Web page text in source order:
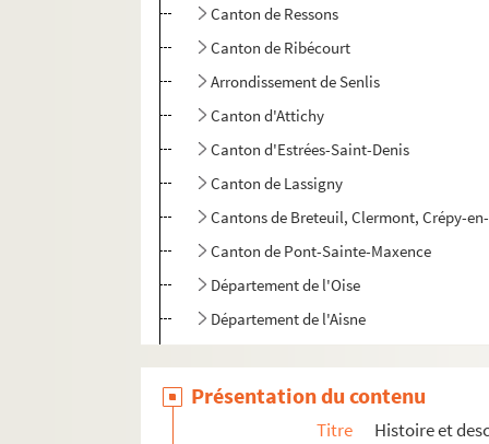
Canton de Ressons
Canton de Ribécourt
Arrondissement de Senlis
Canton d'Attichy
Canton d'Estrées-Saint-Denis
Canton de Lassigny
Cantons de Breteuil, Clermont, Crépy-
Canton de Pont-Sainte-Maxence
Département de l'Oise
Département de l'Aisne
Documents personnels
Présentation du contenu
Titre Histoire et